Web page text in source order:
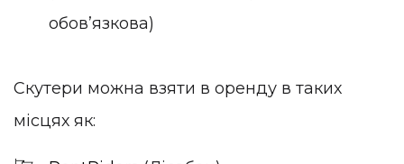
обовʼязкова)
Скутери можна взяти в оренду в таких
місцях як: